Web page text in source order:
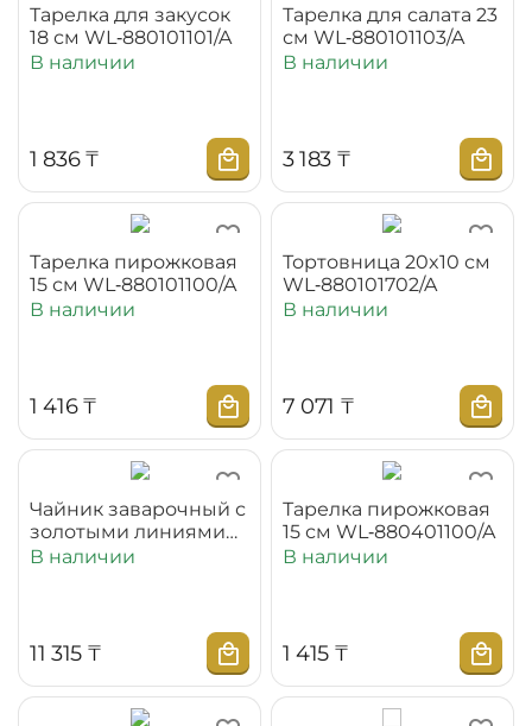
Тарелка для закусок
18 см WL‑880101101/A
В наличии
1 836 ₸
Тарелка для салата 23
см WL‑880101103/A
В наличии
3 183 ₸
Тарелка пирожковая
15 см WL‑880101100/A
В наличии
1 416 ₸
Тортовница 20x10 см
WL‑880101702/A
В наличии
7 071 ₸
Чайник заварочный с
золотыми линиями
900 мл
В наличии
11 315 ₸
Тарелка пирожковая
15 см WL‑880401100/A
В наличии
1 415 ₸